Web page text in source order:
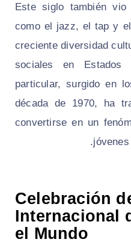
Este siglo también
como el jazz, el tap y
creciente diversidad
sociales en
particular, surgido en
década de 1970, ha
convertirse en un
Celebración
Internacional
el Mundo